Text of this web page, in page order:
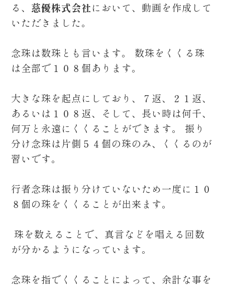
る、 慈優株式会社において、動画を作成して
いただきました。
念珠は数珠とも言います。 数珠をくくる珠
は全部で１０８個あります。
大きな珠を起点にしており、７返、２１返、
あるいは１０８返、そして、長い時は何千、
何万と永遠にくくることができます。 振り
分け念珠は片側５４個の珠のみ、くくるのが
習いです。
行者念珠は振り分けていないため一度に１０
８個の珠をくくることが出来ます。
珠を数えることで、真言などを唱える回数
が分かるようになっています。
念珠を指でくくることによって、余計な事を